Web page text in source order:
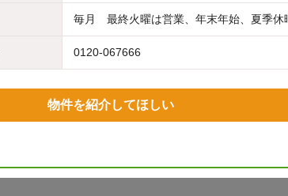
毎月 最終火曜は営業、年末年始、夏季休
0120-067666
物件を紹介してほしい